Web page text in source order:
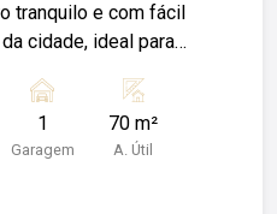
tranquilo e com fácil
cidade, ideal para
região conta
mercados,
a poucos minutos das
1
Garagem
70 m²
A. Útil